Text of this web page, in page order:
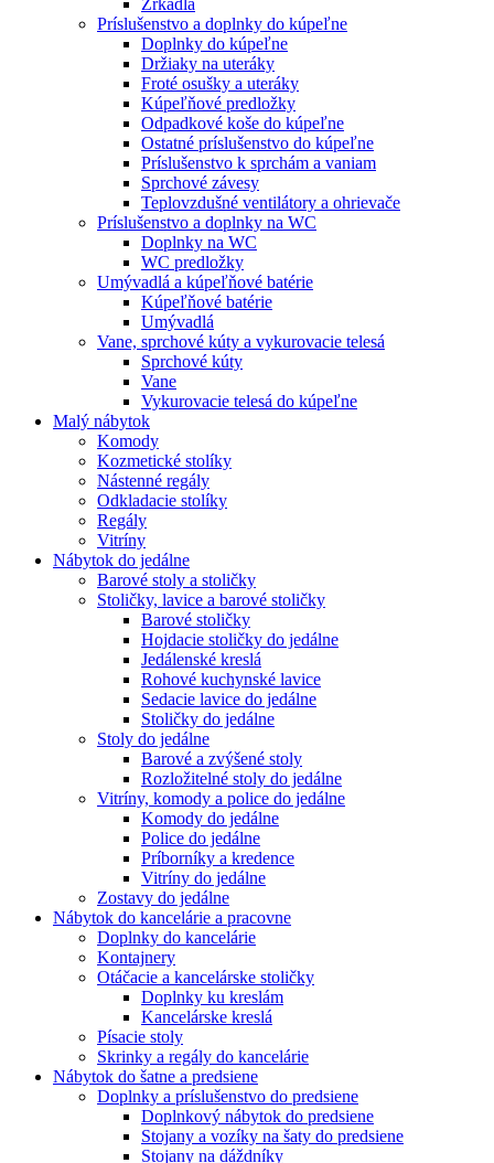
Príslušenstvo a doplnky do kúpeľne
Doplnky do kúpeľne
Držiaky na uteráky
Froté osušky a uteráky
Kúpeľňové predložky
Odpadkové koše do kúpeľne
Ostatné príslušenstvo do kúpeľne
Príslušenstvo k sprchám a vaniam
Sprchové závesy
Teplovzdušné ventilátory a ohrievače
Príslušenstvo a doplnky na WC
Doplnky na WC
WC predložky
Umývadlá a kúpeľňové batérie
Kúpeľňové batérie
Umývadlá
Vane, sprchové kúty a vykurovacie telesá
Sprchové kúty
Vane
Vykurovacie telesá do kúpeľne
Malý nábytok
Komody
Kozmetické stolíky
Nástenné regály
Odkladacie stolíky
Regály
Vitríny
Nábytok do jedálne
Barové stoly a stoličky
Stoličky, lavice a barové stoličky
Barové stoličky
Hojdacie stoličky do jedálne
Jedálenské kreslá
Rohové kuchynské lavice
Sedacie lavice do jedálne
Stoličky do jedálne
Stoly do jedálne
Barové a zvýšené stoly
Rozložitelné stoly do jedálne
Vitríny, komody a police do jedálne
Komody do jedálne
Police do jedálne
Príborníky a kredence
Vitríny do jedálne
Zostavy do jedálne
Nábytok do kancelárie a pracovne
Doplnky do kancelárie
Kontajnery
Otáčacie a kancelárske stoličky
Doplnky ku kreslám
Kancelárske kreslá
Písacie stoly
Skrinky a regály do kancelárie
Nábytok do šatne a predsiene
Doplnky a príslušenstvo do predsiene
Doplnkový nábytok do predsiene
Stojany a vozíky na šaty do predsiene
Stojany na dáždníky